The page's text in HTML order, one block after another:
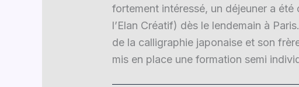
fortement intéressé, un déjeuner a
l’Elan Créatif) dès le lendemain à
de la calligraphie japonaise et son
mis en place une formation semi